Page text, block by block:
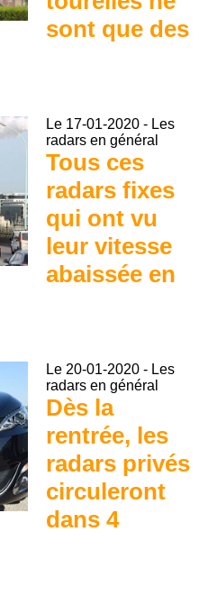
sont que des
Le 17-01-2020 - Les
radars en général
Tous ces
radars fixes
qui ont vu
leur vitesse
abaissée en
Le 20-01-2020 - Les
radars en général
Dès la
rentrée, les
radars privés
circuleront
dans 4